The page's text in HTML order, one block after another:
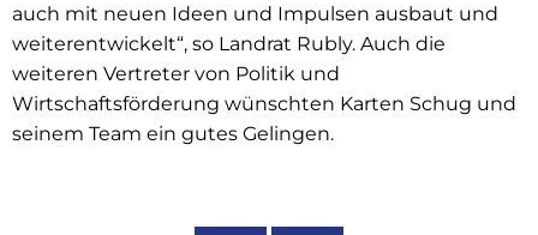
auch mit neuen Ideen und Impulsen ausbaut und
weiterentwickelt“, so Landrat Rubly. Auch die
weiteren Vertreter von Politik und
Wirtschaftsförderung wünschten Karten Schug und
seinem Team ein gutes Gelingen.